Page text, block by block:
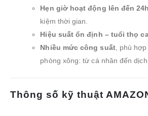
Hẹn giờ hoạt động lên đến 24h
kiệm thời gian.
Hiệu suất ổn định – tuổi thọ
Nhiều mức công suất, phù
phòng xông: từ cá nhân đến
Thông số kỹ thuật